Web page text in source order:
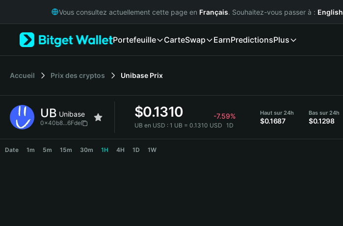
Русский
Italiano
简体中文
繁體中文
Bahasa Indonesia
Vous consultez actuellement cette page en Français. Souhaitez-vous passer à : English
Portefeuille CarteSwap EarnPredictionsPlus
Accueil Prix des cryptos Unibase Prix
UB Unibase
0x40b8...6Fde
$0.1310 -7.59%
UB en USD : 1 UB = 0.1310 USD 1D
Haut sur 24h
$0.1687
Bas sur 24h
$0.1298
Date 1m 5m 15m 30m 1H 4H 1D 1W